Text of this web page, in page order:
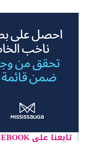
تابعنا على FACEBOOK